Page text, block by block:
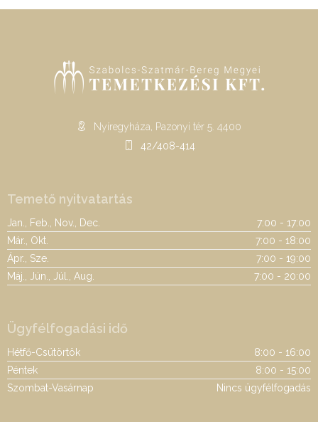
Nyíregyháza, Pazonyi tér 5. 4400
42/408-414
Temető nyitvatartás
Jan., Feb., Nov., Dec.
7:00 - 17:00
Már., Okt.
7:00 - 18:00
Ápr., Sze.
7:00 - 19:00
Máj., Jún., Júl., Aug.
7:00 - 20:00
Ügyfélfogadási idő
Hétfő-Csütörtök
8:00 - 16:00
Péntek
8:00 - 15:00
Szombat-Vasárnap
Nincs ügyfélfogadás